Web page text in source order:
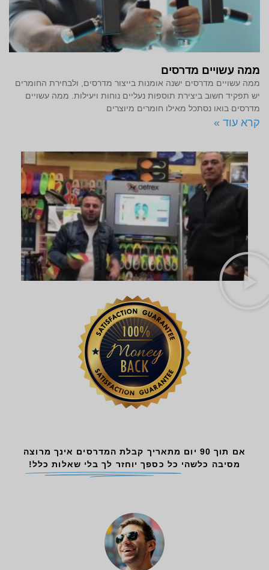
ממה עשויים מדרסים
ממה עשויים מדרסים ישנה אומנות בייצור מדרסים, ולבחירת החומרים
יש תפקיד חשוב ביצירת תוספות נעליים נוחות ויעילות. ממה עשויים
מדרסים בואו נסתכל מאילו חומרים מיוצרים
קרא עוד »
אם תוך 90 יום מתאריך קבלת המדרסים אינך מרוצה
מסיבה כלשהי כל כספך יוחזר לך בלי שאלות כלל!